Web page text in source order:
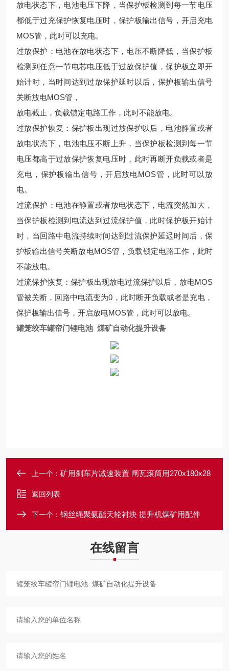
放电状态下，电池电压下降，当保护板检测到每一节电压
都低于过充保护恢复电压时，保护板输出信号，开启充电
MOS管，此时可以充电。
过放保护：电池在放电状态下，电压不断降低，当保护板
检测到任意一节电芯电压低于过放保护值，保护板立即开
始计时，当时间达到过放保护延时以后，保护板输出信号
关断放电MOS管，
放电截止，负载锁定电路工作，此时不能放电。
过放保护恢复：保护板出现过放保护以后，电池静置或者
放电状态下，电池电压不断上升，当保护板检测到每一节
电压都高于过放保护恢复电压时，此时再断开负载或者是
充电，保护板输出信号，开启放电MOS管，此时可以放
电。
过流保护：电池在静置或者放电状态下，电流突然加大，
当保护板检测到电流达到过流保护值，此时保护板开始计
时，当回路中电流持续时间达到过流保护延迟时间后，保
护板输出信号关断放电MOS管，负载锁定电路工作，此时
不能放电。
过流保护恢复：保护板出现放电过流保护以后，放电MOS
管被关断，回路中电流变为0，此时断开负载或者是充电，
保护板输出信号，开启放电MOS管，此时可以放电。
罐笼绞车罐帘门锂电池 煤矿自动化提升设备
上一个： 矿用刹车片减速装置 闸瓦滚筒用270x180x28
返回列表
下一个： 钢丝绳聚氨酯天轮衬块 提升机煤矿用配件
在线留言